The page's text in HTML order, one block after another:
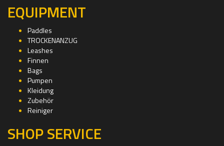
EQUIPMENT
Paddles
TROCKENANZUG
Leashes
Finnen
Bags
Pumpen
Kleidung
Zubehör
Reiniger
SHOP SERVICE